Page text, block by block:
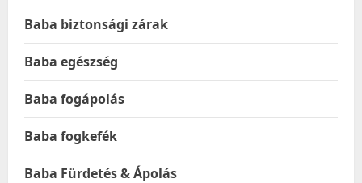
Baba biztonsági zárak
Baba egészség
Baba fogápolás
Baba fogkefék
Baba Fürdetés & Ápolás